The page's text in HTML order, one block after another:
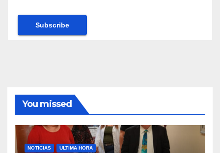
You missed
NOTICIAS ULTIMA HORA